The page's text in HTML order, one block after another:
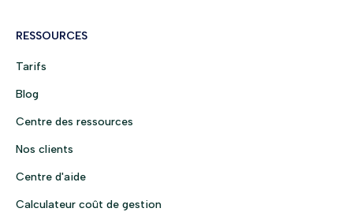
RESSOURCES
Tarifs
Blog
Centre des ressources
Nos clients
Centre d'aide
Calculateur coût de gestion